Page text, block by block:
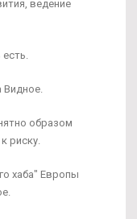
ведение
Видное.
образом
риску.
хаба" Европы